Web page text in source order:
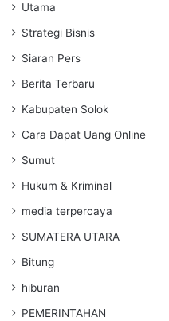
Utama
Strategi Bisnis
Siaran Pers
Berita Terbaru
Kabupaten Solok
Cara Dapat Uang Online
Sumut
Hukum & Kriminal
media terpercaya
SUMATERA UTARA
Bitung
hiburan
PEMERINTAHAN